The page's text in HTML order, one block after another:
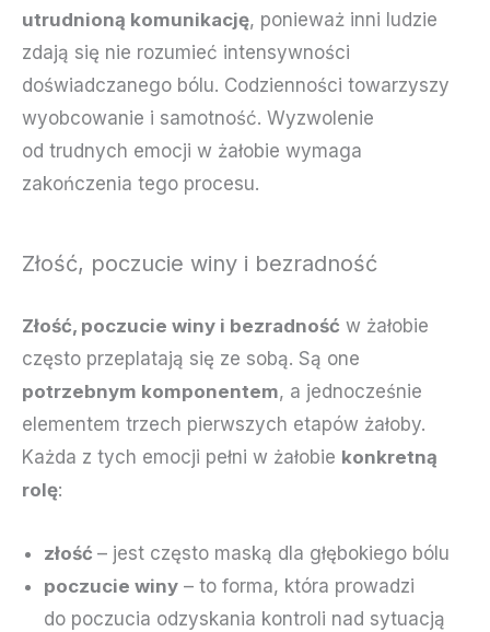
utrudnioną komunikację, ponieważ inni ludzie
zdają się nie rozumieć intensywności
doświadczanego bólu. Codzienności towarzyszy
wyobcowanie i samotność. Wyzwolenie
od trudnych emocji w żałobie wymaga
zakończenia tego procesu.
Złość, poczucie winy i bezradność
Złość, poczucie winy i bezradność w żałobie
często przeplatają się ze sobą. Są one
potrzebnym komponentem, a jednocześnie
elementem trzech pierwszych etapów żałoby.
Każda z tych emocji pełni w żałobie konkretną
rolę:
złość – jest często maską dla głębokiego bólu
poczucie winy – to forma, która prowadzi
do poczucia odzyskania kontroli nad sytuacją